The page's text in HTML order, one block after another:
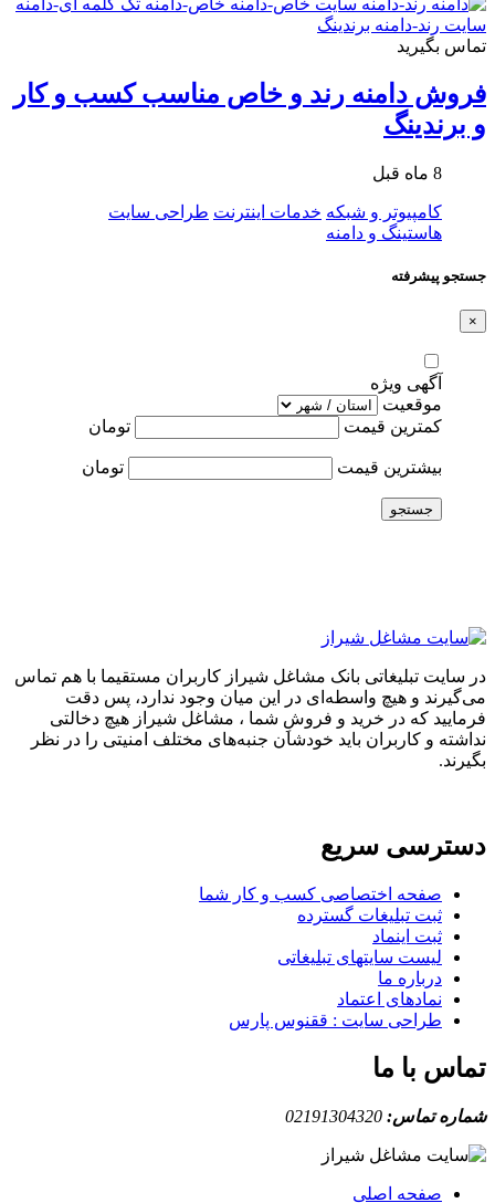
تماس بگیرید
فروش دامنه رند و خاص مناسب کسب و کار
و برندینگ
8 ماه قبل
کامپیوتر و شبکه خدمات اینترنت طراحی سایت
هاستینگ و دامنه
جستجو پیشرفته
×
آگهی ویژه
موقعیت
کمترین قیمت
تومان
بیشترین قیمت تومان
جستجو
در سایت تبلیغاتی بانک مشاغل شیراز کاربران مستقیما با هم تماس
می‌گیرند و هیچ واسطه‌ای در این میان وجود ندارد، پس دقت
فرمایید که در خرید و فروشِ شما ، مشاغل شیراز هیچ دخالتی
نداشته و کاربران باید خودشان جنبه‌های مختلف امنیتی را در نظر
بگیرند.
دسترسی سریع
صفحه اختصاصی کسب و کار شما
ثبت تبلیغات گسترده
ثبت اینماد
لیست سایتهای تبلیغاتی
درباره ما
نمادهای اعتماد
طراحی سایت : ققنوس پارس
تماس با ما
شماره تماس: 02191304320
صفحه اصلی